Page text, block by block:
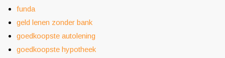
funda
geld lenen zonder bank
goedkoopste autolening
goedkoopste hypotheek